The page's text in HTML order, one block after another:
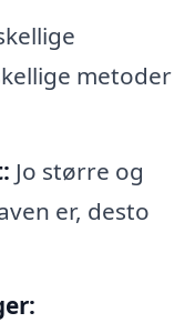
metoder
Jo større og
er, desto